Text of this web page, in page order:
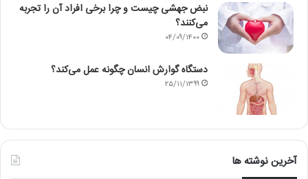
نبض جهشی چیست و چرا برخی افراد آن را تجربه
می‌کنند؟
۰۴/۰۹/۱۴۰۰
دستگاه گوارش انسان چگونه عمل می‌کند؟
۲۵/۱۱/۱۳۹۹
آخرین نوشته ها